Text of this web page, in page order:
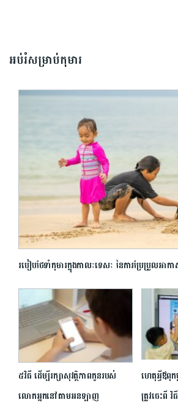
អប់រំសម្រាប់កុមារ
របៀបថែទាំកុមារក្នុងកាលៈទេសៈ នៃការប្រែប្រួលអាក
៥វិធី ដើម្បីរក្សា​សុវត្ថិភាពកូនរបស់
លោកអ្នក​នៅតាមអនឡាញ
ហេតុអ្វីឪពុ
ត្រូវចេះពី